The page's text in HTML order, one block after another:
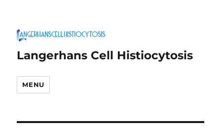
Langerhans Cell Histiocytosis
MENU